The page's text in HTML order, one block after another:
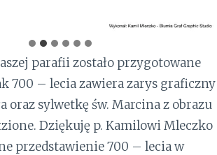
parafii zostało przygotowane
700 – lecia zawiera zarys graficzny
oraz sylwetkę św. Marcina z obrazu
Dziękuję p. Kamilowi Mleczko
przedstawienie 700 – lecia w